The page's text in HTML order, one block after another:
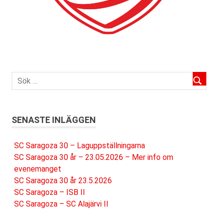
SENASTE INLÄGGEN
SC Saragoza 30 – Laguppställningarna
SC Saragoza 30 år – 23.05.2026 – Mer info om
evenemanget
SC Saragoza 30 år 23.5.2026
SC Saragoza – ISB II
SC Saragoza – SC Alajärvi II